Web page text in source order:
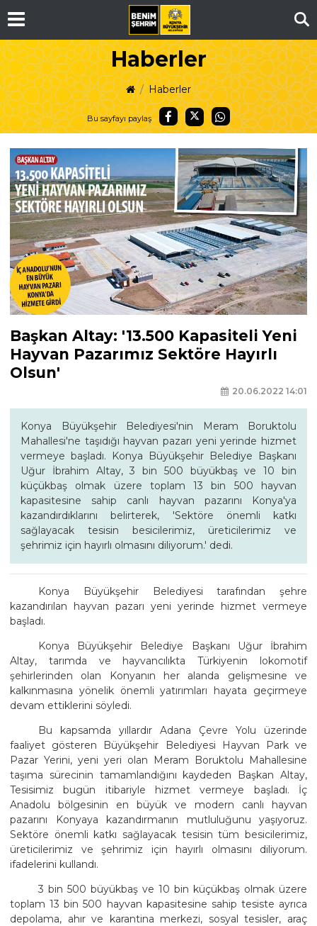
Haberler
Haberler
Bu sayfayı paylaş
Başkan Altay: '13.500 Kapasiteli Yeni
Hayvan Pazarımız Sektöre Hayırlı
Olsun'
20.06.2022 14:01
Konya Büyükşehir Belediyesi'nin Meram Boruktolu
Mahallesi'ne taşıdığı hayvan pazarı yeni yerinde hizmet
vermeye başladı. Konya Büyükşehir Belediye Başkanı
Uğur İbrahim Altay, 3 bin 500 büyükbaş ve 10 bin
küçükbaş olmak üzere toplam 13 bin 500 hayvan
kapasitesine sahip canlı hayvan pazarını Konya'ya
kazandırdıklarını belirterek, 'Sektöre önemli katkı
sağlayacak tesisin besicilerimiz, üreticilerimiz ve
şehrimiz için hayırlı olmasını diliyorum.' dedi.
Konya Büyükşehir Belediyesi tarafından şehre
kazandırılan hayvan pazarı yeni yerinde hizmet vermeye
başladı.
Konya Büyükşehir Belediye Başkanı Uğur İbrahim
Altay, tarımda ve hayvancılıkta Türkiyenin lokomotif
şehirlerinden olan Konyanın her alanda gelişmesine ve
kalkınmasına yönelik önemli yatırımları hayata geçirmeye
devam ettiklerini söyledi.
Bu kapsamda yıllardır Adana Çevre Yolu üzerinde
faaliyet gösteren Büyükşehir Belediyesi Hayvan Park ve
Pazar Yerini, yeni yeri olan Meram Boruktolu Mahallesine
taşıma sürecinin tamamlandığını kaydeden Başkan Altay,
Tesisimiz bugün itibariyle hizmet vermeye başladı. İç
Anadolu bölgesinin en büyük ve modern canlı hayvan
pazarını Konyaya kazandırmanın mutluluğunu yaşıyoruz.
Sektöre önemli katkı sağlayacak tesisin tüm besicilerimiz,
üreticilerimiz ve şehrimiz için hayırlı olmasını diliyorum.
ifadelerini kullandı.
3 bin 500 büyükbaş ve 10 bin küçükbaş olmak üzere
toplam 13 bin 500 hayvan kapasitesine sahip tesiste ayrıca
depolama, ahır ve karantina merkezi, sosyal tesisler, araç